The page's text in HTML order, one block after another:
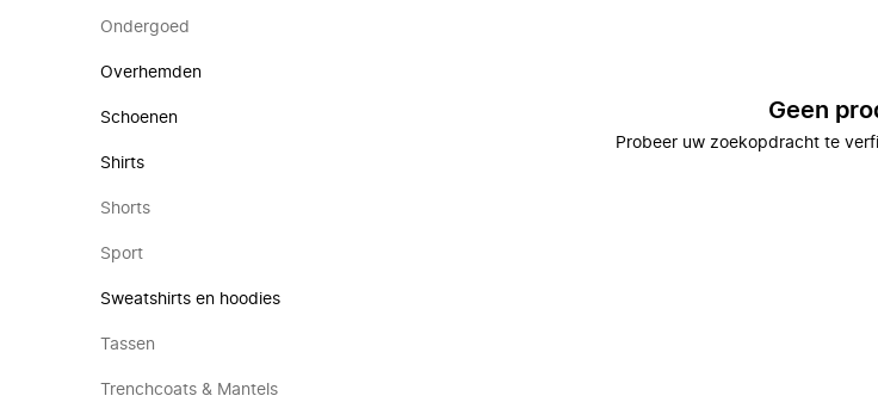
Ondergoed
Overhemden
Schoenen
Shirts
Shorts
Sport
Sweatshirts en hoodies
Tassen
Trenchcoats & Mantels
Geen
Probeer uw zoekopdracht te